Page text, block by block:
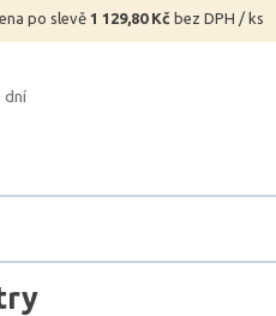
po slevě 1 129,80 Kč bez DPH / ks
dní